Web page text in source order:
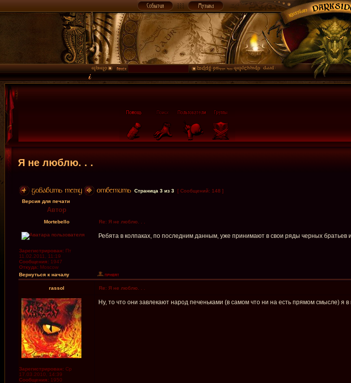
Я не люблю. . .
Страница 3 из 3 [ Сообщений: 148 ]
Версия для печати
Автор
Mortebello Re: Я не люблю. . .
Зарегистрирован: Пт
11.02.2011, 11:19
Сообщения: 1947
Откуда: Moscow
Ребята в колпаках, по последним данным, уже принимают в свои ряды черных
Вернуться к началу
rassol Re: Я не люблю. . .
Зарегистрирован: Ср
17.03.2010, 14:39
Сообщения: 1950
Ну, то что они завлекают народ печеньками (в самом что ни на есть прямом смысле) я